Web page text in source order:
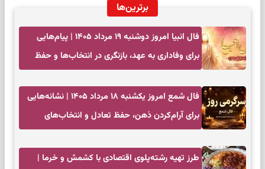
برترین‌ها
فال انبیا امروز دوشنبه ۱۹ مرداد ۱۴۰۵ | پیام‌هایی
برای وفاداری به عهد، بازنگری در انتخاب‌ها و حفظ
فال شمع امروز یکشنبه ۱۸ مرداد ۱۴۰۵ | نشانه‌هایی
برای آرام‌کردن ذهن، حفظ تعادل و انتخاب‌های
طرز تهیه رشته‌پلوی اقتصادی با کشمش و خرما |